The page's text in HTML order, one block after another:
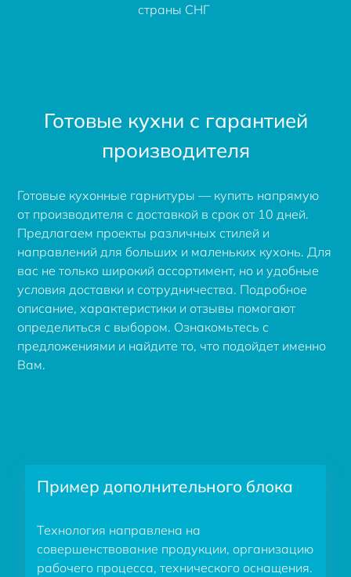
страны СНГ
Готовые кухни с гарантией
производителя
Готовые кухонные гарнитуры — купить напрямую
от производителя с доставкой в срок от 10 дней.
Предлагаем проекты различных стилей и
направлений для больших и маленьких кухонь. Для
вас не только широкий ассортимент, но и удобные
условия доставки и сотрудничества. Подробное
описание, характеристики и отзывы помогают
определиться с выбором. Ознакомьтесь с
предложениями и найдите то, что подойдет именно
Вам.
Пример дополнительного блока
Технология направлена на
совершенствование продукции, организацию
рабочего процесса, технического оснащения.